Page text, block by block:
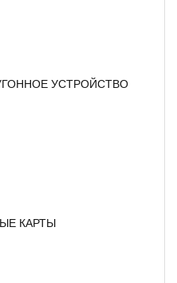
УСТРОЙСТВО
КАРТЫ